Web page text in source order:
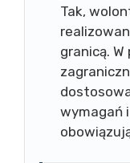
Tak,
granicą.
wymagań